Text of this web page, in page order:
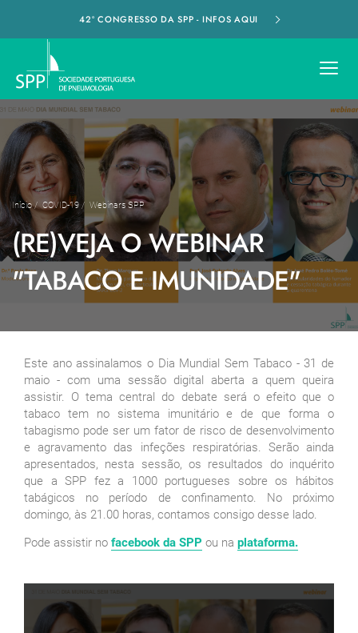
42º CONGRESSO DA SPP - INFOS AQUI
Início/COVID-19 / Webinars SPP
(RE)VEJA O WEBINAR
"TABACO E IMUNIDADE"
Este ano assinalamos o Dia Mundial Sem Tabaco - 31 de
maio - com uma sessão digital aberta a quem queira
assistir. O tema central do debate será o efeito que o
tabaco tem no sistema imunitário e de que forma o
tabagismo pode ser um fator de risco de desenvolvimento
e agravamento das infeções respiratórias. Serão ainda
apresentados, nesta sessão, os resultados do inquérito
que a SPP fez a 1000 portugueses sobre os hábitos
tabágicos no período de confinamento. No próximo
domingo, às 21.00 horas, contamos consigo desse lado.
Pode assistir no facebook da SPP ou na plataforma.